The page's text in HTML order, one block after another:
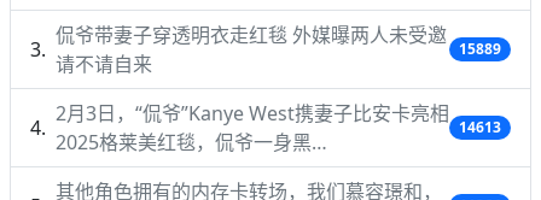
侃爷带妻子穿透明衣走红毯 外媒曝两人未受邀
请不请自来
15889
2月3日，“侃爷”Kanye West携妻子比安卡亮相
2025格莱美红毯，侃爷一身黑…
14613
其他角色拥有的内存卡转场，我们慕容璟和，